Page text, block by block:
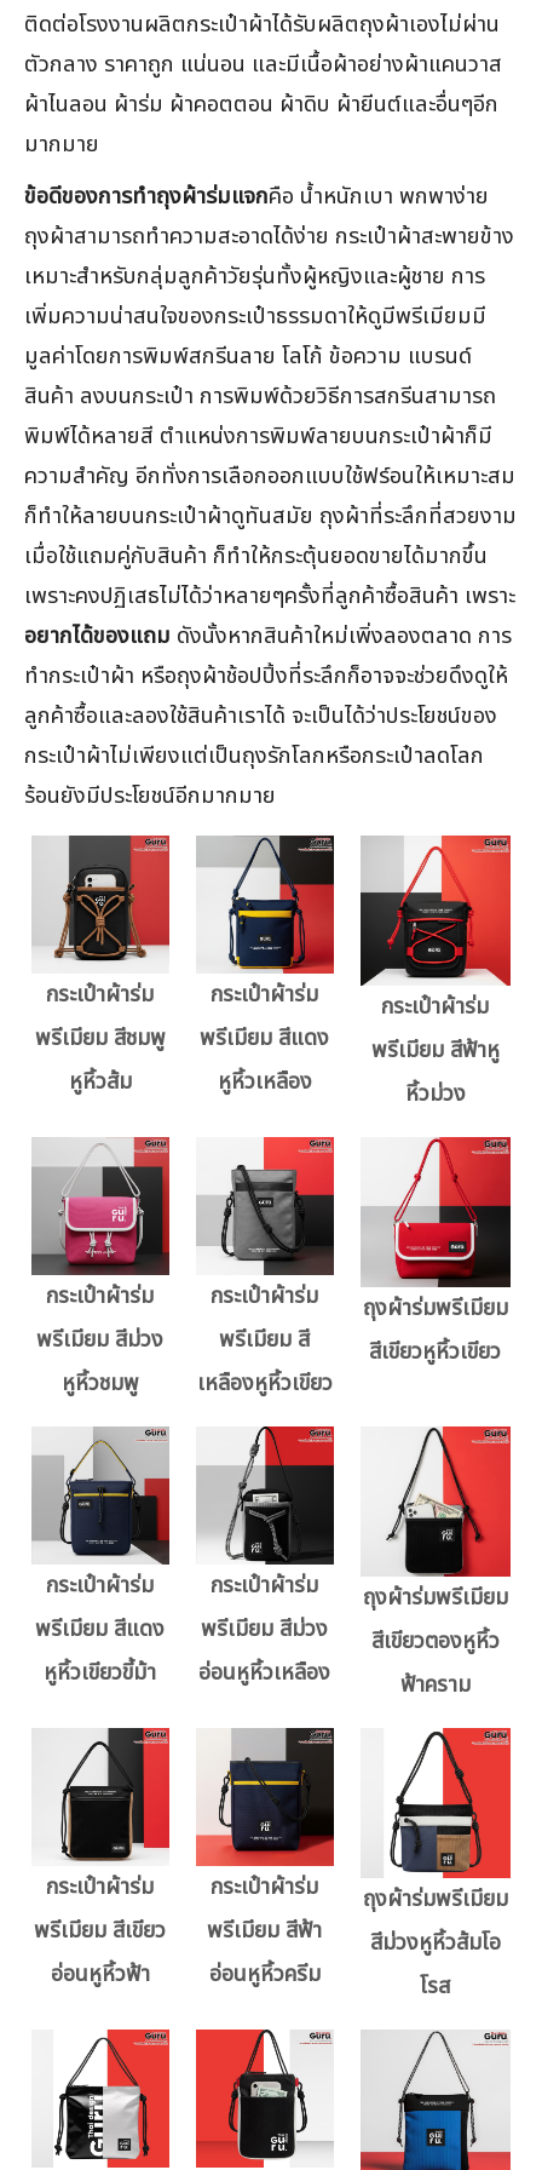
ติดต่อโรงงานผลิตกระเป๋าผ้าได้รับผลิตถุงผ้าเองไม่ผ่าน
ตัวกลาง ราคาถูก แน่นอน และมีเนื้อผ้าอย่างผ้าแคนวาส
ผ้าไนลอน ผ้าร่ม ผ้าคอตตอน ผ้าดิบ ผ้ายีนต์และอื่นๆอีก
มากมาย
ข้อดีของการทำถุงผ้าร่มแจกคือ น้ำหนักเบา พกพาง่าย
ถุงผ้าสามารถทำความสะอาดได้ง่าย กระเป๋าผ้าสะพายข้าง
เหมาะสำหรับกลุ่มลูกค้าวัยรุ่นทั้งผู้หญิงและผู้ชาย การ
เพิ่มความน่าสนใจของกระเป๋าธรรมดาให้ดูมีพรีเมียมมี
มูลค่าโดยการพิมพ์สกรีนลาย โลโก้ ข้อความ แบรนด์
สินค้า ลงบนกระเป๋า การพิมพ์ด้วยวิธีการสกรีนสามารถ
พิมพ์ได้หลายสี ตำแหน่งการพิมพ์ลายบนกระเป๋าผ้าก็มี
ความสำคัญ อีกทั่งการเลือกออกแบบใช้ฟร์อนให้เหมาะสม
ก็ทำให้ลายบนกระเป๋าผ้าดูทันสมัย ถุงผ้าที่ระลึกที่สวยงาม
เมื่อใช้แถมคู่กับสินค้า ก็ทำให้กระตุ้นยอดขายได้มากขึ้น
เพราะคงปฏิเสธไม่ได้ว่าหลายๆครั้งที่ลูกค้าซื้อสินค้า เพราะ
อยากได้ของแถม ดังนั้งหากสินค้าใหม่เพิ่งลองตลาด การ
ทำกระเป๋าผ้า หรือถุงผ้าช้อปปิ้งที่ระลึกก็อาจจะช่วยดึงดูให้
ลูกค้าซื้อและลองใช้สินค้าเราได้ จะเป็นได้ว่าประโยชน์ของ
กระเป๋าผ้าไม่เพียงแต่เป็นถุงรักโลกหรือกระเป๋าลดโลก
ร้อนยังมีประโยชน์อีกมากมาย
กระเป๋าผ้าร่ม
พรีเมียม สีชมพู
หูหิ้วส้ม
กระเป๋าผ้าร่ม
พรีเมียม สีแดง
หูหิ้วเหลือง
กระเป๋าผ้าร่ม
พรีเมียม สีฟ้าหู
หิ้วม่วง
กระเป๋าผ้าร่ม
พรีเมียม สีม่วง
หูหิ้วชมพู
กระเป๋าผ้าร่ม
พรีเมียม สี
เหลืองหูหิ้วเขียว
ถุงผ้าร่มพรีเมียม
สีเขียวหูหิ้วเขียว
กระเป๋าผ้าร่ม
พรีเมียม สีแดง
หูหิ้วเขียวขี้ม้า
กระเป๋าผ้าร่ม
พรีเมียม สีม่วง
อ่อนหูหิ้วเหลือง
ถุงผ้าร่มพรีเมียม
สีเขียวตองหูหิ้ว
ฟ้าคราม
กระเป๋าผ้าร่ม
พรีเมียม สีเขียว
อ่อนหูหิ้วฟ้า
กระเป๋าผ้าร่ม
พรีเมียม สีฟ้า
อ่อนหูหิ้วครีม
ถุงผ้าร่มพรีเมียม
สีม่วงหูหิ้วส้มโอ
โรส